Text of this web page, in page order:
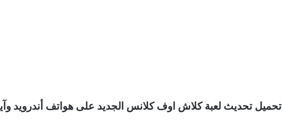
تحميل تحديث لعبة كلاش اوف كلانس الجديد على هواتف أندرويد